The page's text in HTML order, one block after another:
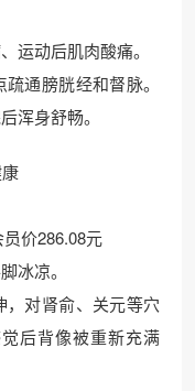
运动后肌肉酸痛。
通膀胱经和督脉。
浑身舒畅。
价286.08元
冰凉。
对肾俞、关元等穴
后背像被重新充满